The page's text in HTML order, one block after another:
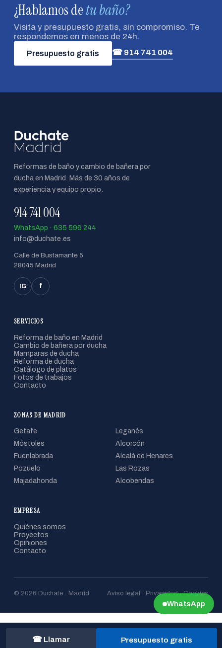
¿Hablamos detu baño?
Visita y presupuesto gratis, sin compromiso. Te
respondemos en menos de 24h.
Presupuesto gratis ☎ 914 741 004
Reformas de baño y cambio de bañera por
ducha en Madrid. Más de 30 años de
experiencia y equipo propio.
914 741 004
WhatsApp · 635 596 244
info@duchate.es
Calle de Bustamante 5
28045 Madrid
IG f
SERVICIOS
Reforma de baño en Madrid
Cambio de bañera por ducha
Mamparas de ducha
Reforma de ducha
Catálogo de platos
Fotos de trabajos
Contacto
ZONAS DE MADRID
Getafe
Leganés
Móstoles
Alcorcón
Fuenlabrada
Alcalá de Henares
Pozuelo
Las Rozas
Majadahonda
Alcobendas
EMPRESA
Quiénes somos
Proyectos
Opiniones
Contacto
© 2026 Duchate · Madrid Aviso legal · Privacidad · Cookies
☎ Llamar Presupuesto gratis
WhatsApp